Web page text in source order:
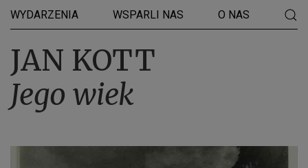
WYDARZENIA WSPARLI NAS O NAS
JAN KOTT
Jego wiek